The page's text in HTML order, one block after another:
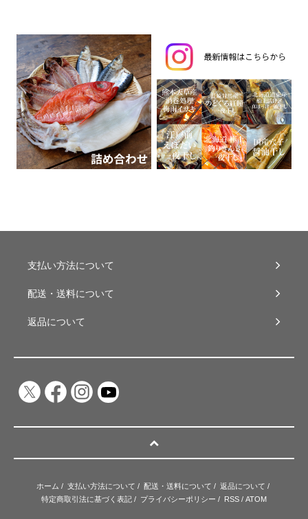
支払い方法について
配送・送料について
返品について
ホーム / 支払い方法について / 配送・送料について / 返品について /
特定商取引法に基づく表記 / プライバシーポリシー / RSS / ATOM